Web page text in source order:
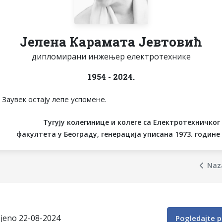
Јелена Карамата Јевтовић
дипломирани инжењер електротехнике
1954 - 2024.
Заувек остају лепе успомене.
Тугују колегинице и колеге са Електротехничког
факултета у Београду, генерација уписана 1973. године
22-08-2024 Pogledajte